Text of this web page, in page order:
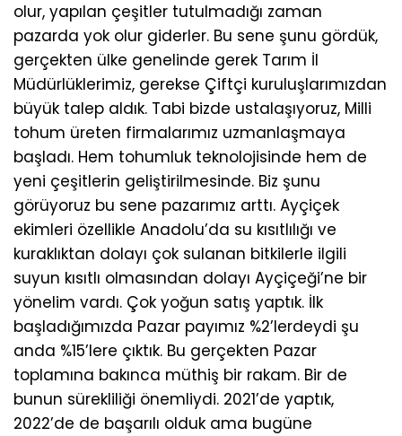
olur, yapılan çeşitler tutulmadığı zaman
pazarda yok olur giderler. Bu sene şunu gördük,
gerçekten ülke genelinde gerek Tarım İl
Müdürlüklerimiz, gerekse Çiftçi kuruluşlarımızdan
büyük talep aldık. Tabi bizde ustalaşıyoruz, Milli
tohum üreten firmalarımız uzmanlaşmaya
başladı. Hem tohumluk teknolojisinde hem de
yeni çeşitlerin geliştirilmesinde. Biz şunu
görüyoruz bu sene pazarımız arttı. Ayçiçek
ekimleri özellikle Anadolu’da su kısıtlılığı ve
kuraklıktan dolayı çok sulanan bitkilerle ilgili
suyun kısıtlı olmasından dolayı Ayçiçeği’ne bir
yönelim vardı. Çok yoğun satış yaptık. İlk
başladığımızda Pazar payımız %2’lerdeydi şu
anda %15’lere çıktık. Bu gerçekten Pazar
toplamına bakınca müthiş bir rakam. Bir de
bunun sürekliliği önemliydi. 2021’de yaptık,
2022’de de başarılı olduk ama bugüne